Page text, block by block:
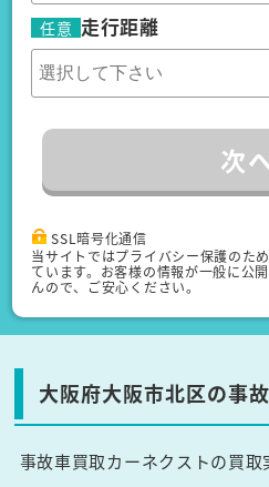
任意 走行距離
次
SSL暗号化通信
当サイトではプライバシー保護のた
ています。お客様の情報が一般に公
んので、ご安心ください。
大阪府大阪市北区の事
事故車買取カーネクストの買取